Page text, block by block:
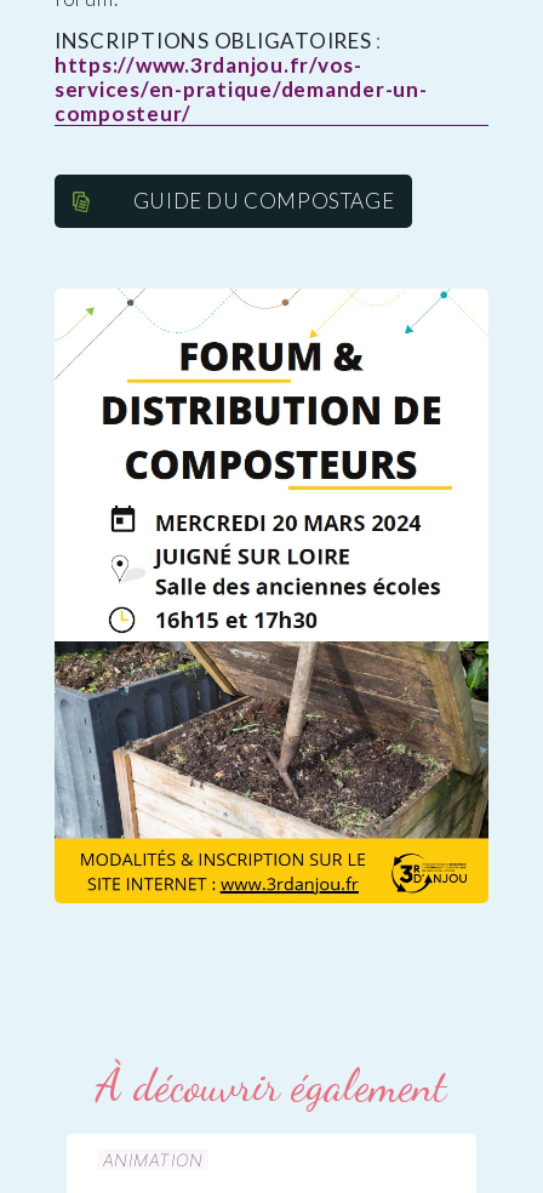
INSCRIPTIONS OBLIGATOIRES :
https://www.3rdanjou.fr/vos-
services/en-pratique/demander-un-
composteur/
GUIDE DU COMPOSTAGE
À découvrir également
ANIMATION